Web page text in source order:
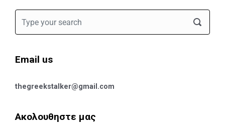
Email us
thegreekstalker@gmail.com
Ακολουθηστε μας